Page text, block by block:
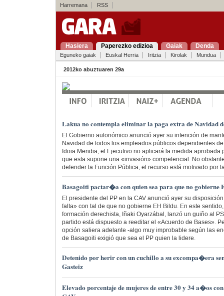
Harremana RSS
Hasiera Paperezko edizioa Gaiak Denda
Eguneko gaiak Euskal Herria Iritzia Kirolak Mundua
2012ko abuztuaren 29a
Lakua no contempla eliminar la paga extra de Navidad
El Gobierno autonómico anunció ayer su intención de
Navidad de todos los empleados públicos dependientes
Idoia Mendia, el Ejecutivo no aplicará la medida aprobada
que esta supone una «invasión» competencial. No
defender la Función Pública, el recurso está motivado por
Basagoiti pactar�a con quien sea para que no gobierne
El presidente del PP en la CAV anunció ayer su
falta» con tal de que no gobierne EH Bildu. En este
formación derechista, Iñaki Oyarzábal, lanzó un guiño al
partido está dispuesto a reeditar el «Acuerdo de Bases».
opción saliera adelante -algo muy improbable según las
de Basagoiti exigió que sea el PP quien la lidere.
Detenido por herir con un cuchillo a su excompa�era
Gasteiz
Elevado porcentaje de mujeres de entre 30 y 34 a�os